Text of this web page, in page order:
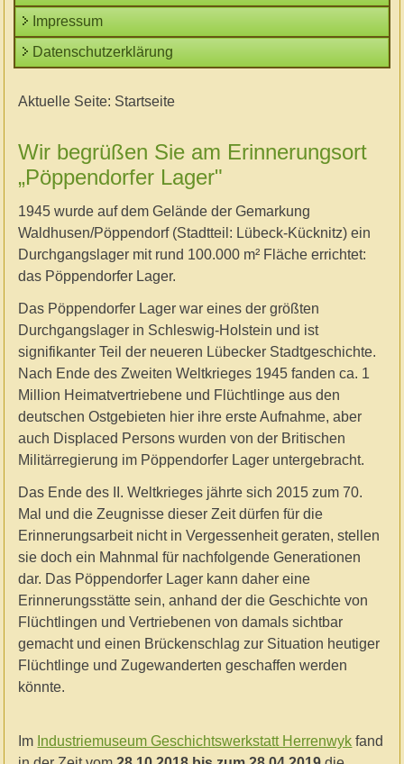
Impressum
Datenschutzerklärung
Aktuelle Seite: Startseite
Wir begrüßen Sie am Erinnerungsort
„Pöppendorfer Lager"
1945 wurde auf dem Gelände der Gemarkung
Waldhusen/Pöppendorf (Stadtteil: Lübeck-Kücknitz) ein
Durchgangslager mit rund 100.000 m² Fläche errichtet:
das Pöppendorfer Lager.
Das Pöppendorfer Lager war eines der größten
Durchgangslager in Schleswig-Holstein und ist
signifikanter Teil der neueren Lübecker Stadtgeschichte.
Nach Ende des Zweiten Weltkrieges 1945 fanden ca. 1
Million Heimatvertriebene und Flüchtlinge aus den
deutschen Ostgebieten hier ihre erste Aufnahme, aber
auch Displaced Persons wurden von der Britischen
Militärregierung im Pöppendorfer Lager untergebracht.
Das Ende des II. Weltkrieges jährte sich 2015 zum 70.
Mal und die Zeugnisse dieser Zeit dürfen für die
Erinnerungsarbeit nicht in Vergessenheit geraten, stellen
sie doch ein Mahnmal für nachfolgende Generationen
dar. Das Pöppendorfer Lager kann daher eine
Erinnerungsstätte sein, anhand der die Geschichte von
Flüchtlingen und Vertriebenen von damals sichtbar
gemacht und einen Brückenschlag zur Situation heutiger
Flüchtlinge und Zugewanderten geschaffen werden
könnte.
Im Industriemuseum Geschichtswerkstatt Herrenwyk fand